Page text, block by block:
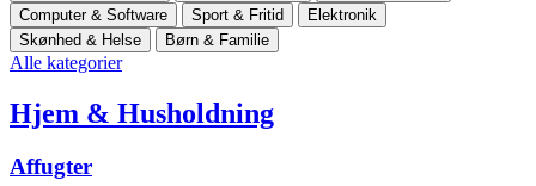
Computer & Software
Sport & Fritid
Elektronik
Skønhed & Helse
Børn & Familie
Alle kategorier
Hjem & Husholdning
Affugter